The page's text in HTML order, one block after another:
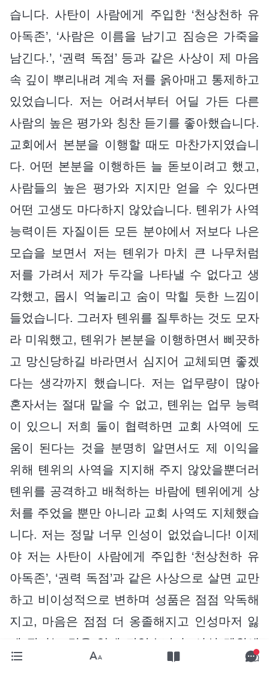
습니다. 사탄이 사람에게 주입한 ‘천상천하 유
아독존’, ‘사람은 이름을 남기고 짐승은 가죽을
남긴다.’, ‘권력 독점’ 등과 같은 사상이 제 마음
속 깊이 뿌리내려 계속 저를 옭아매고 통제하고
있었습니다. 저는 어려서부터 어딜 가든 다른
사람의 높은 평가와 칭찬 듣기를 좋아했습니다.
교회에서 본분을 이행할 때도 마찬가지였습니
다. 어떤 본분을 이행하든 늘 돋보이려고 했고,
사람들의 높은 평가와 지지만 얻을 수 있다면
어떤 고생도 마다하지 않았습니다. 톈위가 사역
능력이든 자질이든 모든 분야에서 저보다 나은
모습을 보면서 저는 톈위가 마치 큰 나무처럼
저를 가려서 제가 두각을 나타낼 수 없다고 생
각했고, 몹시 억눌리고 숨이 막힐 듯한 느낌이
들었습니다. 그러자 톈위를 질투하는 것도 모자
라 미워했고, 톈위가 본분을 이행하면서 삐끗하
고 망신당하길 바라면서 심지어 교체되면 좋겠
다는 생각까지 했습니다. 저는 업무량이 많아
혼자서는 절대 맡을 수 없고, 톈위는 업무 능력
이 있으니 저희 둘이 협력하면 교회 사역에 도
움이 된다는 것을 분명히 알면서도 제 이익을
위해 톈위의 사역을 지지해 주지 않았을뿐더러
톈위를 공격하고 배척하는 바람에 톈위에게 상
처를 주었을 뿐만 아니라 교회 사역도 지체했습
니다. 저는 정말 너무 인성이 없었습니다! 이제
야 저는 사탄이 사람에게 주입한 ‘천상천하 유
아독존’, ‘권력 독점’과 같은 사상으로 살면 교만
하고 비이성적으로 변하며 성품은 점점 악독해
지고, 마음은 점점 더 옹졸해지고 인성마저 잃
게 된다는 것을 알게 되었습니다. 사실 톈위에
게 상처를 준 제 모습을 보면서 저도 양심의 가